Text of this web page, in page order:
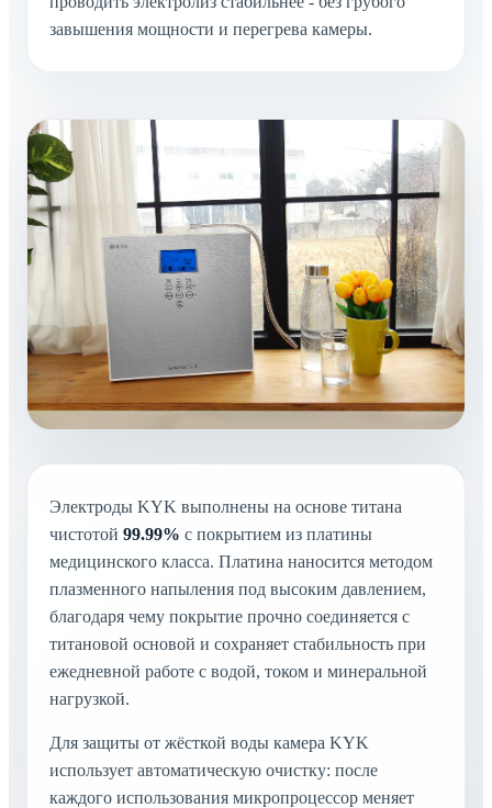
завышения мощности и перегрева камеры.
Электроды KYK выполнены на основе титана
чистотой 99.99% с покрытием из платины
медицинского класса. Платина наносится методом
плазменного напыления под высоким давлением,
благодаря чему покрытие прочно соединяется с
титановой основой и сохраняет стабильность при
ежедневной работе с водой, током и минеральной
нагрузкой.
Для защиты от жёсткой воды камера KYK
использует автоматическую очистку: после
каждого использования микропроцессор меняет